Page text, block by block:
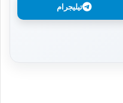
تيليجرام